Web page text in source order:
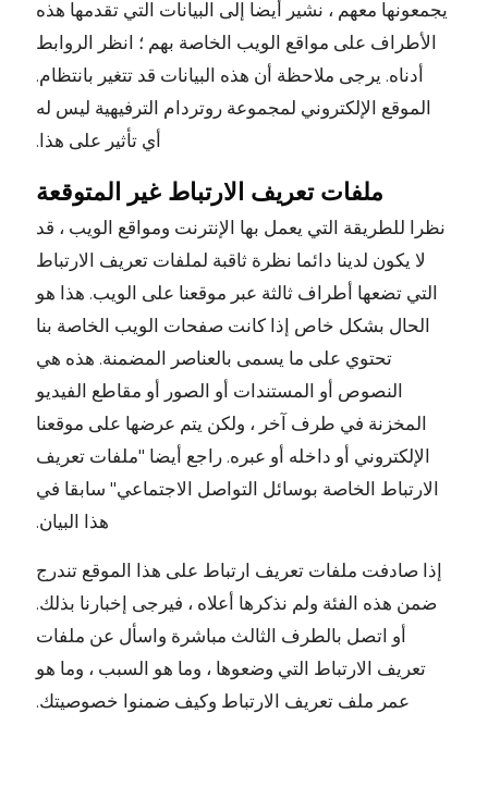
يجمعونها معهم ، نشير أيضا إلى البيانات التي تقدمها هذه
الأطراف على مواقع الويب الخاصة بهم ؛ انظر الروابط
أدناه. يرجى ملاحظة أن هذه البيانات قد تتغير بانتظام.
الموقع الإلكتروني لمجموعة روتردام الترفيهية ليس له
أي تأثير على هذا.
ملفات تعريف الارتباط غير المتوقعة
نظرا للطريقة التي يعمل بها الإنترنت ومواقع الويب ، قد
لا يكون لدينا دائما نظرة ثاقبة لملفات تعريف الارتباط
التي تضعها أطراف ثالثة عبر موقعنا على الويب. هذا هو
الحال بشكل خاص إذا كانت صفحات الويب الخاصة بنا
تحتوي على ما يسمى بالعناصر المضمنة. هذه هي
النصوص أو المستندات أو الصور أو مقاطع الفيديو
المخزنة في طرف آخر ، ولكن يتم عرضها على موقعنا
الإلكتروني أو داخله أو عبره. راجع أيضا "ملفات تعريف
الارتباط الخاصة بوسائل التواصل الاجتماعي" سابقا في
هذا البيان.
إذا صادفت ملفات تعريف ارتباط على هذا الموقع تندرج
ضمن هذه الفئة ولم نذكرها أعلاه ، فيرجى إخبارنا بذلك.
أو اتصل بالطرف الثالث مباشرة واسأل عن ملفات
تعريف الارتباط التي وضعوها ، وما هو السبب ، وما هو
عمر ملف تعريف الارتباط وكيف ضمنوا خصوصيتك.